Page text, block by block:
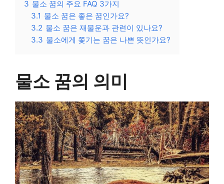
3 물소 꿈의 주요 FAQ 3가지
3.1 물소 꿈은 좋은 꿈인가요?
3.2 물소 꿈은 재물운과 관련이 있나요?
3.3 물소에게 쫓기는 꿈은 나쁜 뜻인가요?
물소 꿈의 의미